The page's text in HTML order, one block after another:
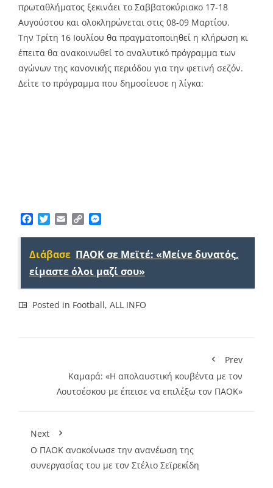
πρωταθλήματος ξεκινάει το Σαββατοκύριακο 17-18
Αυγούστου και ολοκληρώνεται στις 08-09 Μαρτίου.
Την Τρίτη 16 Ιουλίου θα πραγματοποιηθεί η κλήρωση κι
έπειτα θα ανακοινωθεί το αναλυτικό πρόγραμμα των
αγώνων της κανονικής περιόδου για την φετινή σεζόν.
Δείτε το πρόγραμμα που δημοσίευσε η λίγκα:
Facebook
TwitterEmailCopy
Διάβασε ΠΑΟΚ σε Μεϊτέ: «Μείνε δυνατός,
είμαστε όλοι μαζί σου»
Posted in Football, ALL INFO
Prev
Καμαρά: «Η απολαυστική κουβέντα με τον
Λουτσέσκου με έπεισε να επιλέξω τον ΠΑΟΚ»
Next
Ο ΠΑΟΚ ανακοίνωσε την ανανέωση της
συνεργασίας του με τον Στέλιο Σεϊρεκίδη